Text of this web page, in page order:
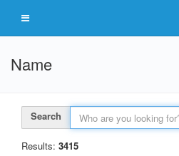
Name
Search
Results: 3415